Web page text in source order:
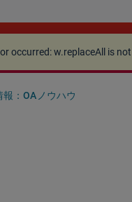
error occurred:
occurred:w.replaceAll is
報：OAノウハウ